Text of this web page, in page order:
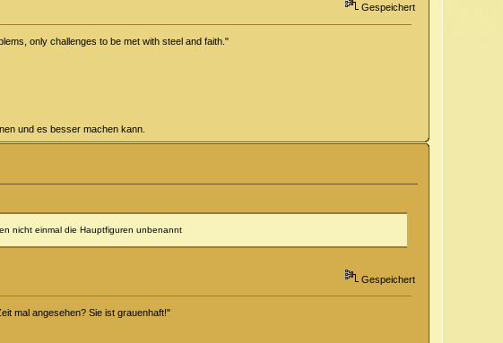
Gespeichert
only challenges to be met with steel and faith."
und es besser machen kann.
nicht einmal die Hauptfiguren unbenannt
Gespeichert
mal angesehen? Sie ist grauenhaft!"